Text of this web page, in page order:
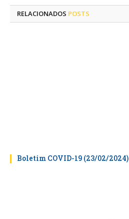
RELACIONADOS POSTS
Boletim COVID-19 (23/02/2024)